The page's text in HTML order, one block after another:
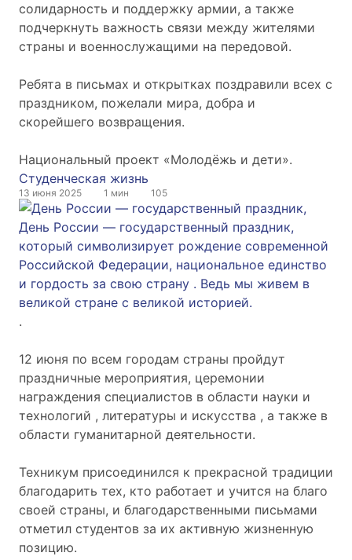
солидарность и поддержку армии, а также
подчеркнуть важность связи между жителями
страны и военнослужащими на передовой.
Ребята в письмах и открытках поздравили всех с
праздником, пожелали мира, добра и
скорейшего возвращения.
Национальный проект «Молодёжь и дети».
Студенческая жизнь
13 июня 2025 1 мин 105
День России — государственный праздник,
который символизирует рождение современной
Российской Федерации, национальное единство
и гордость за свою страну . Ведь мы живем в
великой стране с великой историей.
.
12 июня по всем городам страны пройдут
праздничные мероприятия, церемонии
награждения специалистов в области науки и
технологий , литературы и искусства , а также в
области гуманитарной деятельности.
Техникум присоединился к прекрасной традиции
благодарить тех, кто работает и учится на благо
своей страны, и благодарственными письмами
отметил студентов за их активную жизненную
позицию.